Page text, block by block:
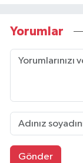
Yorumlar
Gönder